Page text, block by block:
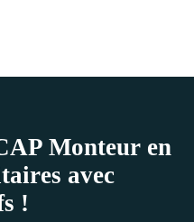
Monteur en
avec
!